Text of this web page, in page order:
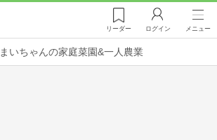
リーダー ログイン メニュー
まいちゃんの家庭菜園&一人農業